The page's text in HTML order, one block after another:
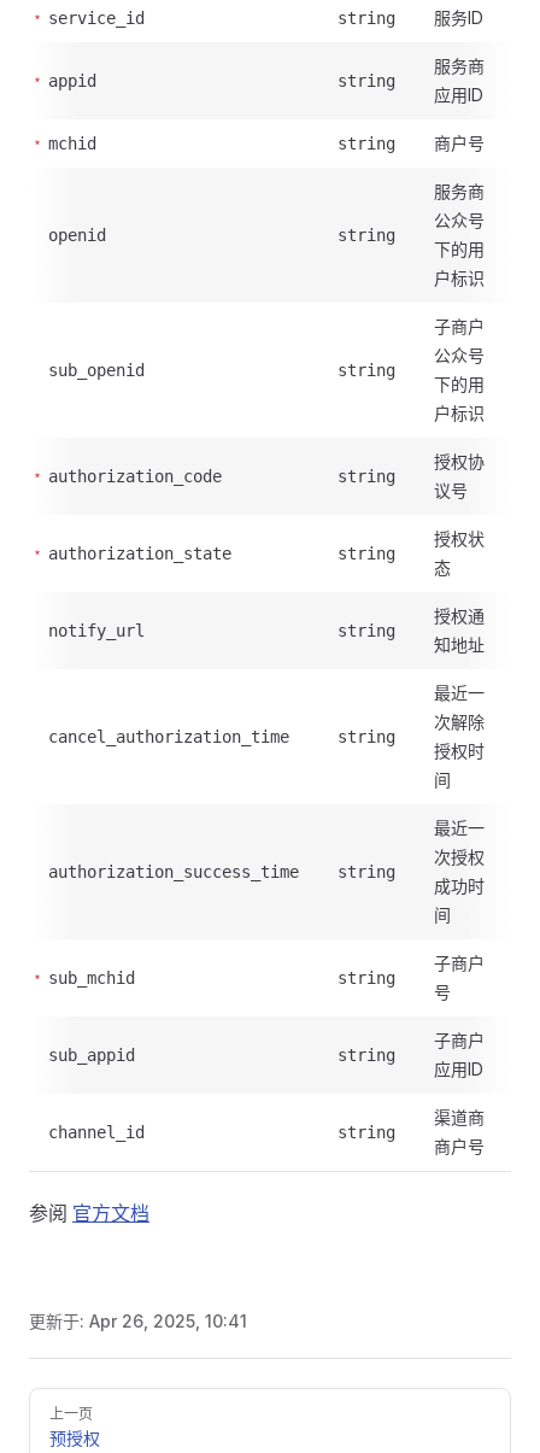
service_id string 服务ID
appid string
服务商
应用ID
mchid string 商户号
openid string
服务商
公众号
下的用
户标识
sub_openid string
子商户
公众号
下的用
户标识
authorization_code string
授权协
议号
authorization_state string
授权状
态
notify_url string
授权通
知地址
cancel_authorization_time string
最近一
次解除
授权时
间
authorization_success_time string
最近一
次授权
成功时
间
sub_mchid string
子商户
号
sub_appid string
子商户
应用ID
channel_id string
渠道商
商户号
参阅 官方文档
更新于: Apr 26, 2025, 10:41
Pager
上一页
预授权